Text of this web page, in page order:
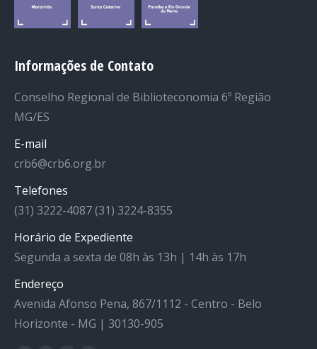
Informações de Contato
Conselho Regional de Biblioteconomia 6º Região
MG/ES
E-mail
crb6@crb6.org.br
Telefones
(31) 3222-4087 (31) 3224-8355
Horário de Expediente
Segunda a sexta de 08h às 13h | 14h às 17h
Endereço
Avenida Afonso Pena, 867/1112 - Centro - Belo
Horizonte - MG | 30130-905